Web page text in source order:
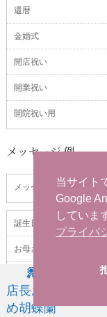
還暦
金婚式
開店祝い
開業祝い
開院祝い用
メッセージ 例
メッセージの見本
誕生日
お母さんの誕生日
開店祝い
母の日
店長お薦
め胡蝶蘭
当サイト
Google
していま
プライバ